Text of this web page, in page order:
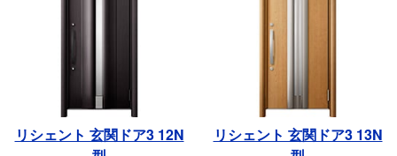
リシェント 玄関ドア3 12N
リシェント 玄関ドア3 13N